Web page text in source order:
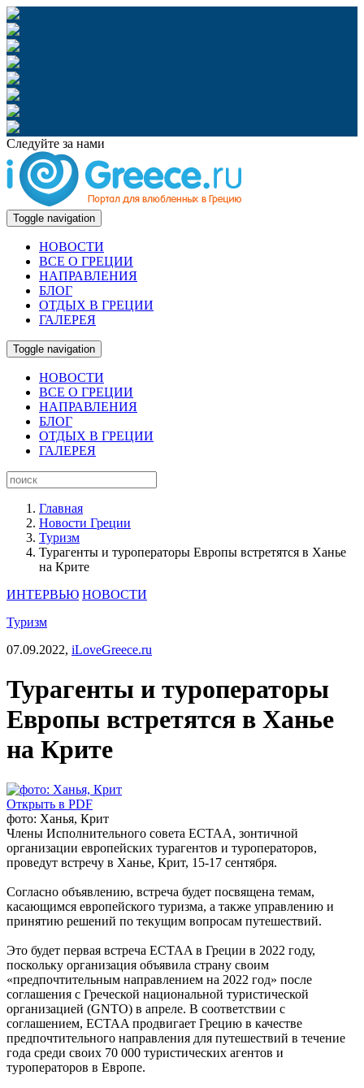
Следуйте за нами
Toggle navigation
НОВОСТИ
ВСЕ О ГРЕЦИИ
НАПРАВЛЕНИЯ
БЛОГ
ОТДЫХ В ГРЕЦИИ
ГАЛЕРЕЯ
Toggle navigation
НОВОСТИ
ВСЕ О ГРЕЦИИ
НАПРАВЛЕНИЯ
БЛОГ
ОТДЫХ В ГРЕЦИИ
ГАЛЕРЕЯ
Главная
Новости Греции
Туризм
Турагенты и туроператоры Европы встретятся в Ханье
на Крите
ИНТЕРВЬЮ НОВОСТИ
Туризм
07.09.2022, iLoveGreece.ru
Турагенты и туроператоры
Европы встретятся в Ханье
на Крите
Открыть в PDF
фото: Ханья, Крит
Члены Исполнительного совета ECTAA, зонтичной
организации европейских турагентов и туроператоров,
проведут встречу в Ханье, Крит, 15-17 сентября.
Согласно объявлению, встреча будет посвящена темам,
касающимся европейского туризма, а также управлению и
принятию решений по текущим вопросам путешествий.
Это будет первая встреча ECTAA в Греции в 2022 году,
поскольку организация объявила страну своим
«предпочтительным направлением на 2022 год» после
соглашения с Греческой национальной туристической
организацией (GNTO) в апреле. В соответствии с
соглашением, ECTAA продвигает Грецию в качестве
предпочтительного направления для путешествий в течение
года среди своих 70 000 туристических агентов и
туроператоров в Европе.